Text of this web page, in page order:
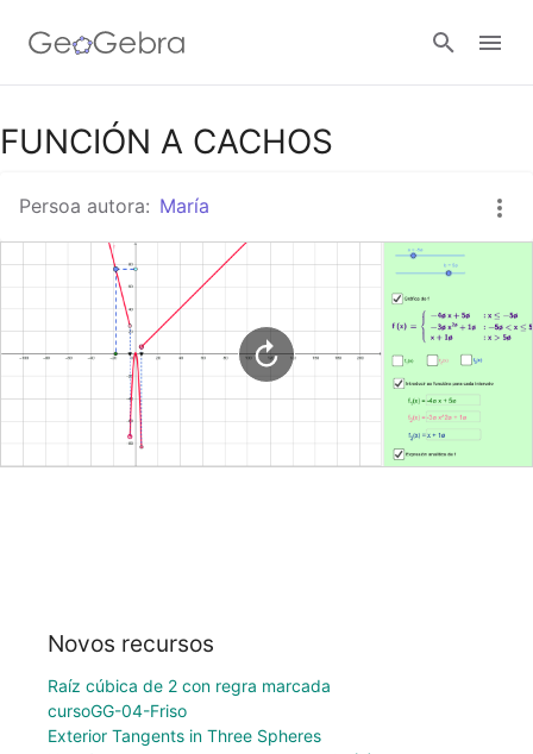
Título para compartir en Google Classroom
Aula GeoGebra
FUNCIÓN A CACHOS
Persoa autora: María
Novos recursos
Raíz cúbica de 2 con regra marcada
cursoGG-04-Friso
Exterior Tangents in Three Spheres